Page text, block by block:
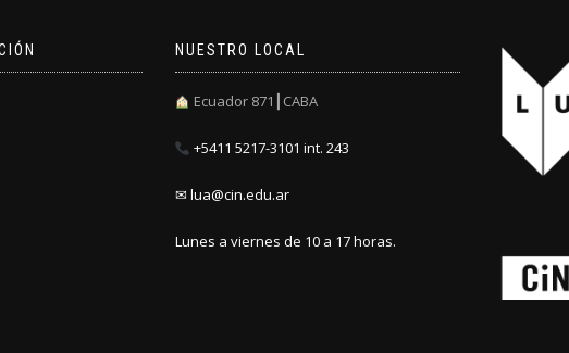
NUESTRO LOCAL
Ecuador 871┃CABA
+5411 5217-3101 int. 243
✉ lua@cin.edu.ar
Lunes a viernes de 10 a 17 horas.